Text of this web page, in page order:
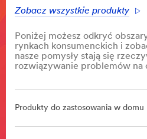
RoadSafety
url**
/3M/pl_PL/bezpieczenstwo-
ruchu-
**Site
area
Rozwiazania
Zobacz wszystkie produkty
Poniżej możesz odkryć
rynkach konsumenckich i
nasze pomysły stają się
rozwiązywanie problemów na
Produkty do zastosowania w domu